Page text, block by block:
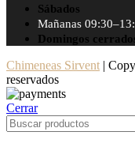
Sábados
Mañanas
Domingos
Chimeneas Sirvent |
reservados
Cerrar